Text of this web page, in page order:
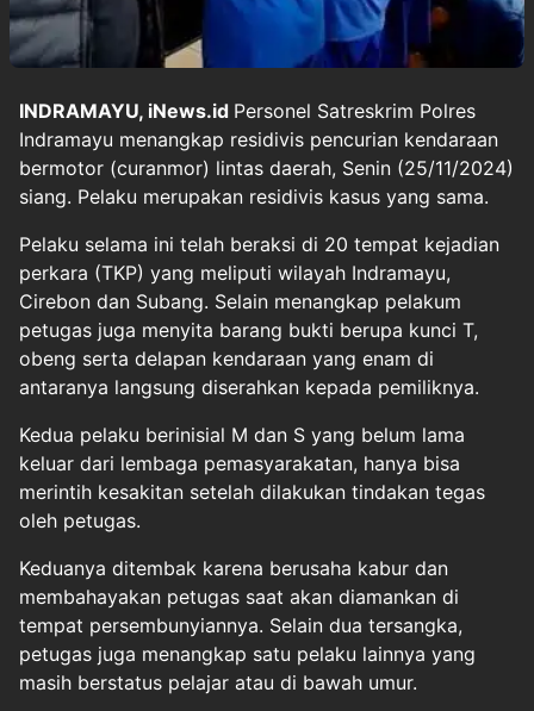
INDRAMAYU, iNews.id Personel Satreskrim Polres
Indramayu menangkap residivis pencurian kendaraan
bermotor (curanmor) lintas daerah, Senin (25/11/2024)
siang. Pelaku merupakan residivis kasus yang sama.
Pelaku selama ini telah beraksi di 20 tempat kejadian
perkara (TKP) yang meliputi wilayah Indramayu,
Cirebon dan Subang. Selain menangkap pelakum
petugas juga menyita barang bukti berupa kunci T,
obeng serta delapan kendaraan yang enam di
antaranya langsung diserahkan kepada pemiliknya.
Kedua pelaku berinisial M dan S yang belum lama
keluar dari lembaga pemasyarakatan, hanya bisa
merintih kesakitan setelah dilakukan tindakan tegas
oleh petugas.
Keduanya ditembak karena berusaha kabur dan
membahayakan petugas saat akan diamankan di
tempat persembunyiannya. Selain dua tersangka,
petugas juga menangkap satu pelaku lainnya yang
masih berstatus pelajar atau di bawah umur.